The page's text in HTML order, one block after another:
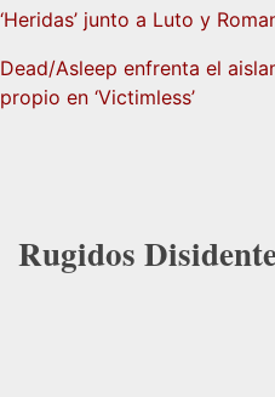
‘Heridas’ junto a Luto y
Dead/Asleep enfrenta el
propio en ‘Victimless’
Rugidos